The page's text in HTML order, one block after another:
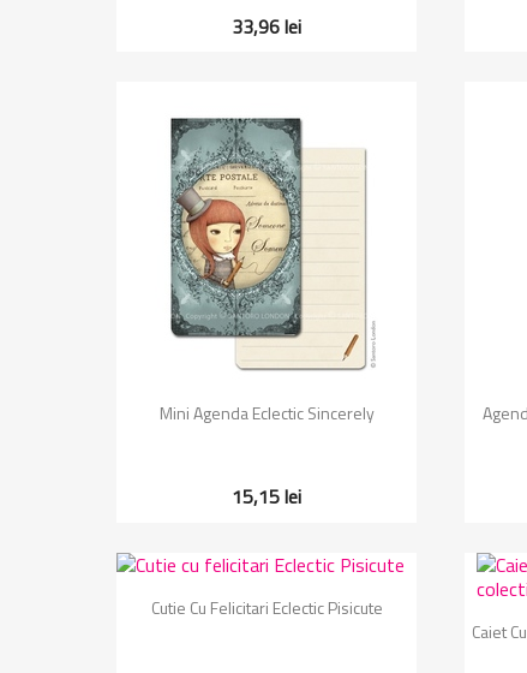
33,96 lei
Vizualizare rapida
Mini Agenda Eclectic Sincerely
15,15 lei
 Vizualizare rapida
Cutie Cu Felicitari Eclectic Pisicute
Caiet